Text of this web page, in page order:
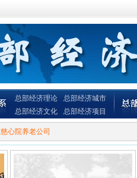
总部经济理论
总部经济文化
总部经济城市
总部经济项目
慈心院养老公司